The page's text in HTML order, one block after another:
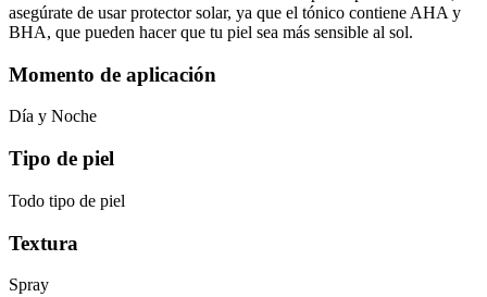
asegúrate de usar protector solar, ya que el tónico contiene AHA y
BHA, que pueden hacer que tu piel sea más sensible al sol.
Momento de aplicación
Día y Noche
Tipo de piel
Todo tipo de piel
Textura
Spray